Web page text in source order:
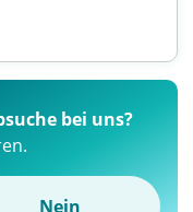
bei uns?
Nein